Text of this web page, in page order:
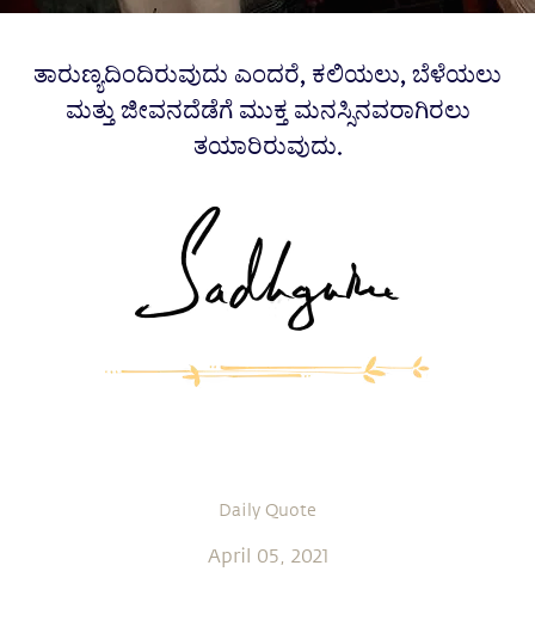
ತಾರುಣ್ಯದಿಂದಿರುವುದು ಎಂದರೆ, ಕಲಿಯಲು, ಬೆಳೆಯಲು
ಮತ್ತು ಜೀವನದೆಡೆಗೆ ಮುಕ್ತ ಮನಸ್ಸಿನವರಾಗಿರಲು
ತಯಾರಿರುವುದು.
Daily Quote
April 05, 2021